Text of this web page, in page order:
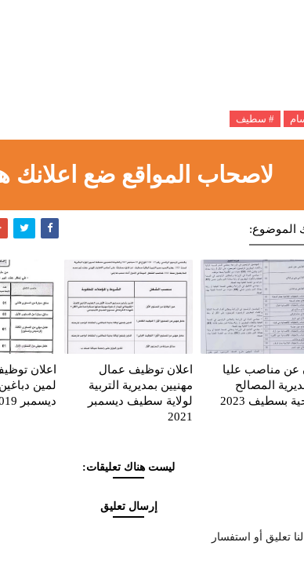
# سطيف
لاصحاب المواقع ضع اعلانك
الموضوع:
عن مناصب عليا
المصالح
بسطيف 2023
اعلان توظيف عمال
مهنيين بمديرية التربية
لولاية سطيف ديسمبر
2021
اعلان
لمين
ديسمبر 2019
ليست هناك تعليقات:
إرسال تعليق
تعليق أو استفسار